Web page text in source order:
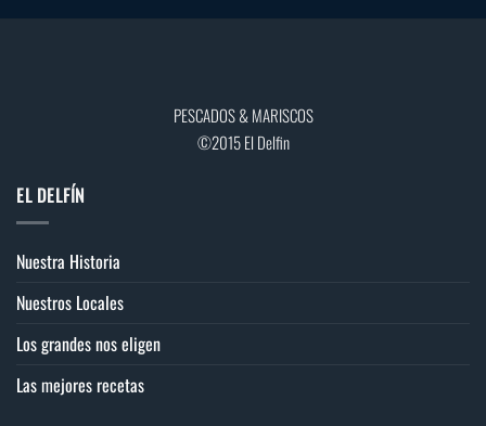
PESCADOS & MARISCOS
©2015 El Delfin
EL DELFÍN
Nuestra Historia
Nuestros Locales
Los grandes nos eligen
Las mejores recetas